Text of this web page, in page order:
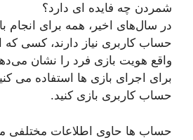
شمردن چه فایده ای دارد؟
در سال‌های اخیر، همه برای انجام
حساب کاربری نیاز دارند، کسی که
واقع هویت بازی فرد را نشان
برای اجرای بازی ها استفاده می
حساب کاربری بازی کنید.
حساب ها حاوی اطلاعات مختلفی